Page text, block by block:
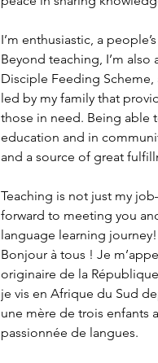
I’m enthusiastic, a
Beyond teaching, I’m also
Disciple Feeding
led by my family that
those in need. Being
education and in
and a source of great
Teaching is not just my
forward to meeting you
language learning journey!
Bonjour à tous ! Je
originaire de la
je vis en Afrique du Sud
une mère de trois enfants
passionnée de langues.